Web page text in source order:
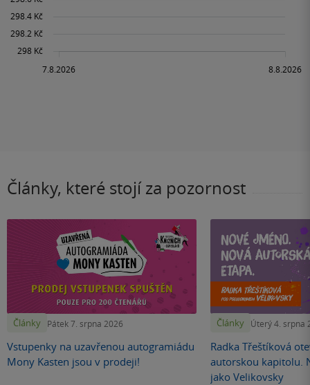
Články, které stojí za pozornost
Články Pátek 7. srpna 2026
Vstupenky na uzavřenou autogramiádu
Mony Kasten jsou v prodeji!
Články Úterý 4. srpna
Radka Třeštíková
autorskou kapitolu.
jako Velikovsky